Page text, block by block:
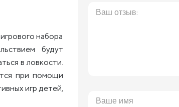
набора
будут
в ловкости.
при помощи
игр детей,